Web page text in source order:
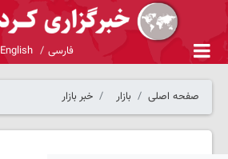
فارسی English
صفحه اصلی بازار خبر بازار